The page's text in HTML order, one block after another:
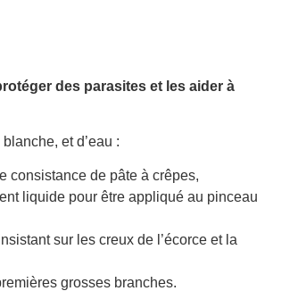
des parasites et les aider à
et d’eau :
consistance de pâte à crêpes,
liquide pour être appliqué au pinceau
sur les creux de l’écorce et la
grosses branches.